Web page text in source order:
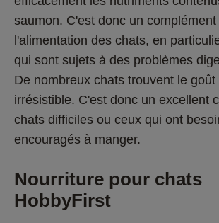
saumon. C'est donc un
l'alimentation des chats, en
qui sont sujets à des problèmes
De nombreux chats trouvent le goût
irrésistible. C'est donc un excellent
chats difficiles ou ceux qui ont
encouragés à manger.
Nourriture pour chats
HobbyFirst